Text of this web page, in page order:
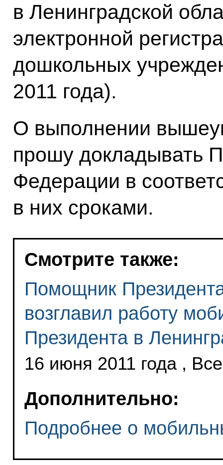
в Ленинградской
электронной
дошкольных
2011 года).
О выполнении
прошу докладывать
Федерации в
в них сроками.
Смотрите также:
Помощник
возглавил работу
Президента в
16 июня 2011 года ,
Дополнительно:
Подробнее о